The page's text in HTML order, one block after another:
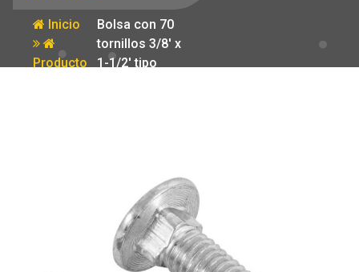
Inicio
Producto
Bolsa con 70
tornillos 3/8′ x
1-1/2′ tipo